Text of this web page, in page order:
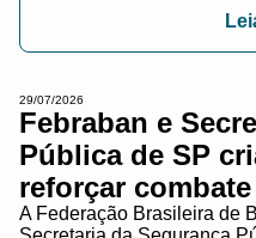
29/07/2026
Febraban e
Pública de SP
reforçar
A Federação Brasileira de